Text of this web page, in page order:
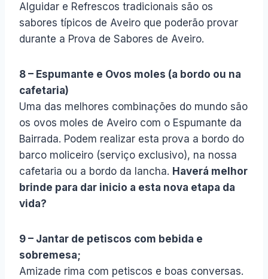
Alguidar e Refrescos tradicionais são os
sabores típicos de Aveiro que poderão provar
durante a Prova de Sabores de Aveiro.
8 – Espumante e Ovos moles (a bordo ou na
cafetaria)
Uma das melhores combinações do mundo são
os ovos moles de Aveiro com o Espumante da
Bairrada. Podem realizar esta prova a bordo do
barco moliceiro (serviço exclusivo), na nossa
cafetaria ou a bordo da lancha. Haverá melhor
brinde para dar inicio a esta nova etapa da
vida?
9 – Jantar de petiscos com bebida e
sobremesa;
Amizade rima com petiscos e boas conversas.